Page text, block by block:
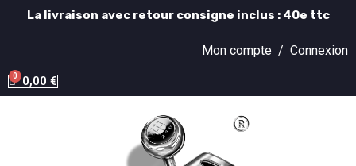
La livraison avec retour consigne inclus : 40e ttc
Mon compte / Connexion
0,00 €